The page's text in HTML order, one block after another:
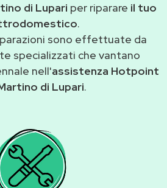
di Lupari per riparare il tuo
.
sono effettuate da
specializzati che vantano
nell'assistenza Hotpoint
di Lupari.